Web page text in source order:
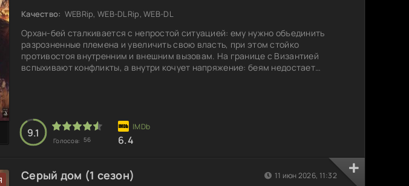
Качество: WEBRip, WEB-DLRip, WEB-DL
Орхан-бей сталкивается с непростой ситуацией: ему нужно объединить
разрозненные племена и увеличить свою власть, при этом стойко
противостоя внутренним и внешним вызовам. На границе с Византией
вспыхивают конфликты, а внутри кочует напряжение: беям недостает
9.1
Голосов: 56 6.4
Серый дом (1 сезон) 11 июн 2026, 11:32